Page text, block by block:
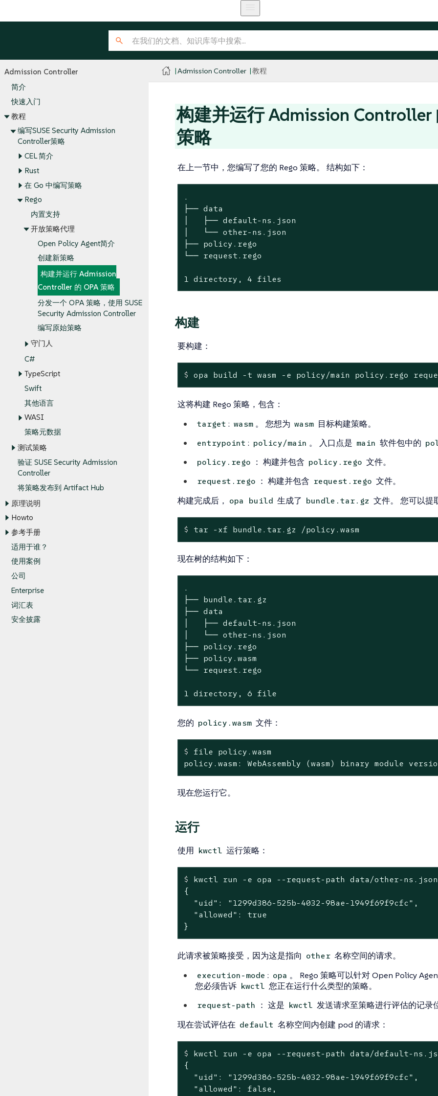
Admission Controller
简介
快速入门
教程
编写SUSE Security Admission
Controller策略
CEL 简介
Rust
在 Go 中编写策略
Rego
内置支持
开放策略代理
Open Policy Agent简介
创建新策略
构建并运行 Admission
Controller 的 OPA 策略
分发一个 OPA 策略，使用 SUSE
Security Admission Controller
编写原始策略
守门人
C#
TypeScript
Swift
其他语言
WASI
策略元数据
测试策略
验证 SUSE Security Admission
Controller
将策略发布到 Artifact Hub
原理说明
Howto
参考手册
适用于谁？
使用案例
公司
Enterprise
词汇表
安全披露
Admission Controller 教程
构建并运行 Admission Controller
策略
在上一节中，您编写了您的 Rego 策略。 结构如下：
.
├── data
│   ├── default-ns.json
│   └── other-ns.json
├── policy.rego
└── request.rego
1 directory, 4 files
构建
要构建：
$ opa build -t wasm -e policy/main policy.rego
这将构建 Rego 策略，包含：
target : wasm 。 您想为 wasm 目标构建策略。
entrypoint : policy/main 。 入口点是 main 软件包中的
policy.rego ： 构建并包含 policy.rego 文件。
request.rego ： 构建并包含 request.rego 文件。
构建完成后， opa build 生成了 bundle.tar.gz 文件。 您可以提
$ tar -xf bundle.tar.gz /policy.wasm
现在树的结构如下：
.
├── bundle.tar.gz
├── data
│   ├── default-ns.json
│   └── other-ns.json
├── policy.rego
├── policy.wasm
└── request.rego
1 directory, 6 file
您的 policy.wasm 文件：
$
file policy.wasm
policy.wasm: WebAssembly (wasm) binary module
现在您运行它。
运行
使用 kwctl 运行策略：
$
kwctl run -e opa --request-path data/other-
{
  "uid": "1299d386-525b-4032-98ae-1949f69f9cfc",
  "allowed": true
}
此请求被策略接受，因为这是指向 other 名称空间的请求。
execution-mode : opa 。 Rego 策略可以针对 Open Policy
您必须告诉 kwctl 您正在运行什么类型的策略。
request-path ： 这是 kwctl 发送请求至策略进行评估的记录
现在尝试评估在 default 名称空间内创建 pod 的请求：
$
kwctl run -e opa --request-path data/default-
{
  "uid": "1299d386-525b-4032-98ae-1949f69f9cfc",
  "allowed": false,